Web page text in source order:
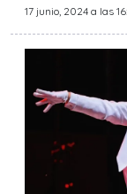
17 junio, 2024 a las